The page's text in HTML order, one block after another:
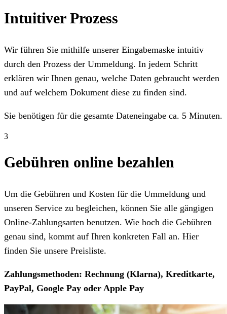
Intuitiver Prozess
Wir führen Sie mithilfe unserer Eingabemaske intuitiv
durch den Prozess der Ummeldung. In jedem Schritt
erklären wir Ihnen genau, welche Daten gebraucht werden
und auf welchem Dokument diese zu finden sind.
Sie benötigen für die gesamte Dateneingabe ca. 5 Minuten.
3
Gebühren online bezahlen
Um die Gebühren und Kosten für die Ummeldung und
unseren Service zu begleichen, können Sie alle gängigen
Online-Zahlungsarten benutzen. Wie hoch die Gebühren
genau sind, kommt auf Ihren konkreten Fall an. Hier
finden Sie unsere Preisliste.
Zahlungsmethoden: Rechnung (Klarna), Kreditkarte,
PayPal, Google Pay oder Apple Pay